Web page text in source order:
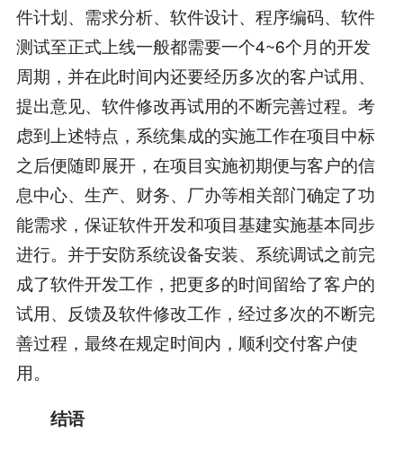
件计划、需求分析、软件设计、程序编码、软件
测试至正式上线一般都需要一个4~6个月的开发
周期，并在此时间内还要经历多次的客户试用、
提出意见、软件修改再试用的不断完善过程。考
虑到上述特点，系统集成的实施工作在项目中标
之后便随即展开，在项目实施初期便与客户的信
息中心、生产、财务、厂办等相关部门确定了功
能需求，保证软件开发和项目基建实施基本同步
进行。并于安防系统设备安装、系统调试之前完
成了软件开发工作，把更多的时间留给了客户的
试用、反馈及软件修改工作，经过多次的不断完
善过程，最终在规定时间内，顺利交付客户使
用。
结语